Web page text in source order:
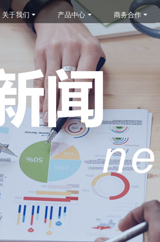
关于我们 产品中心 商务合作